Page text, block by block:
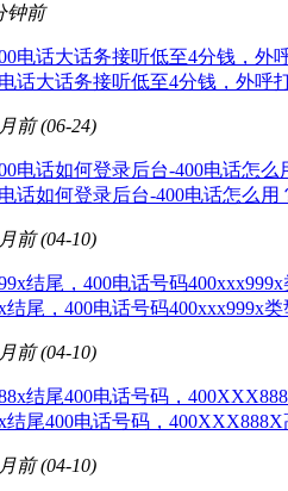
钟前
话大话务接听低至4分钱，外呼
前(06-24)
话如何登录后台-400电话怎么用
前(04-10)
结尾，400电话号码400xxx999x
前(04-10)
结尾400电话号码，
前(04-10)